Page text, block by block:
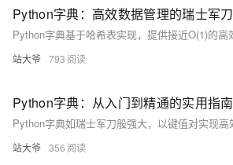
Python字典：高效数据管理的瑞士军刀
站大爷 793
Python字典：从入门到精通的实用指南
站大爷 356